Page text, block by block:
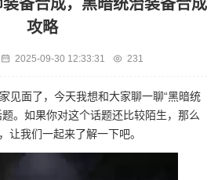
备合成，黑暗统治装备合成
攻略
2025-09-30 12:33:31 231
见面了，今天我想和大家聊一聊“黑暗统
。如果你对这个话题还比较陌生，那么
让我们一起来了解一下吧。